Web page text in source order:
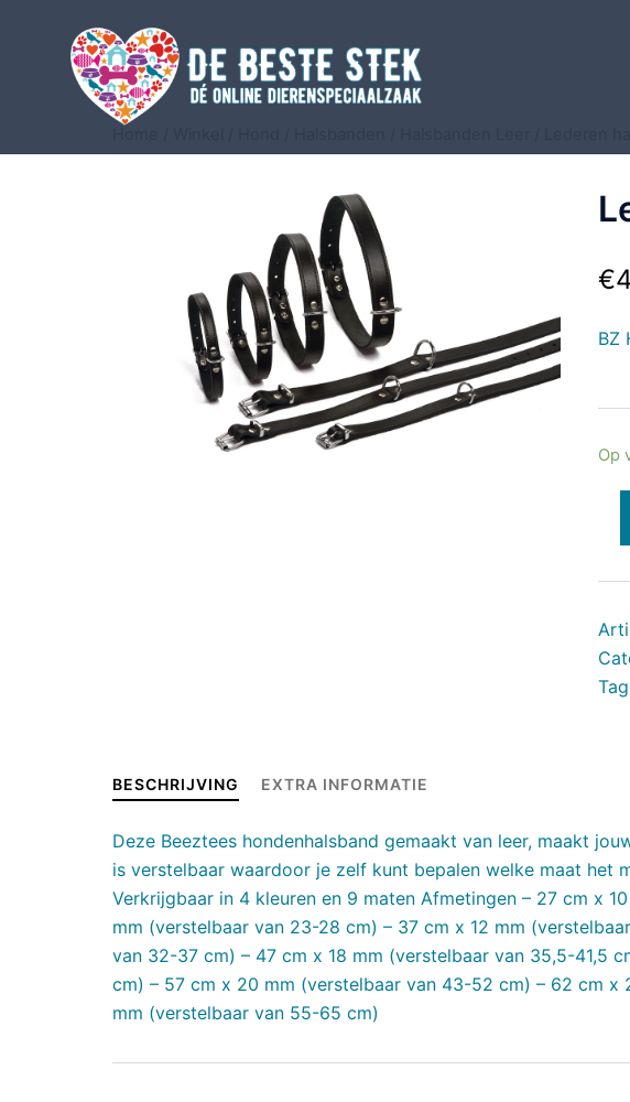
€
BZ
Op
BESCHRIJVING EXTRA INFORMATIE
Deze Beeztees hondenhalsband gemaakt van leer, maakt
is verstelbaar waardoor je zelf kunt bepalen welke maat het
Verkrijgbaar in 4 kleuren en 9 maten Afmetingen – 27 cm x
mm (verstelbaar van 23-28 cm) – 37 cm x 12 mm
van 32-37 cm) – 47 cm x 18 mm (verstelbaar van 35,5-41,5
cm) – 57 cm x 20 mm (verstelbaar van 43-52 cm) – 62 cm
mm (verstelbaar van 55-65 cm)